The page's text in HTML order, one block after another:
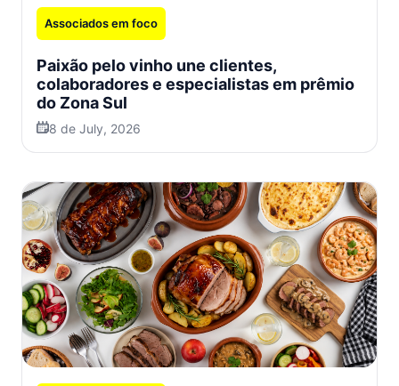
Associados em foco
Paixão pelo vinho une clientes,
colaboradores e especialistas em prêmio
do Zona Sul
8 de July, 2026